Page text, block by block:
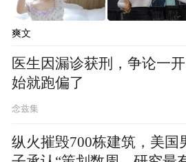
“特别声明：以上作品内容(包括
频)为凤凰网旗下自媒体平台“
布，本平台仅提供信息存储空间服
Notice: The content above
pictures and audios if any) is
by the user of Dafeng Hao,
platform and merely provides
space services.”
爽文
医生因漏诊获刑，争论一开
始就跑偏了
念兹集
纵火摧毁700栋建筑，美国